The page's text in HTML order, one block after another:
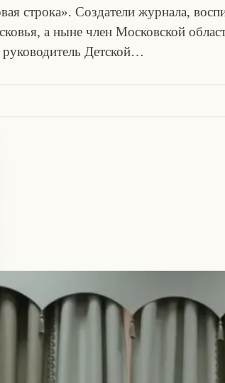
строка». Создатели журнала,
а ныне член Московской
Детской…